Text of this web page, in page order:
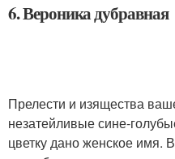
6. Вероника дубравная
Прелести и изящества
незатейливые сине-
цветку дано женское имя.